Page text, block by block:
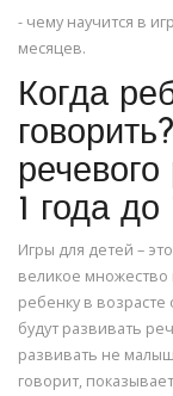
- чему научится в
месяцев.
Когда
1 года
Игры для детей –
великое
ребенку в возрасте
будут развивать
развивать не
говорит,